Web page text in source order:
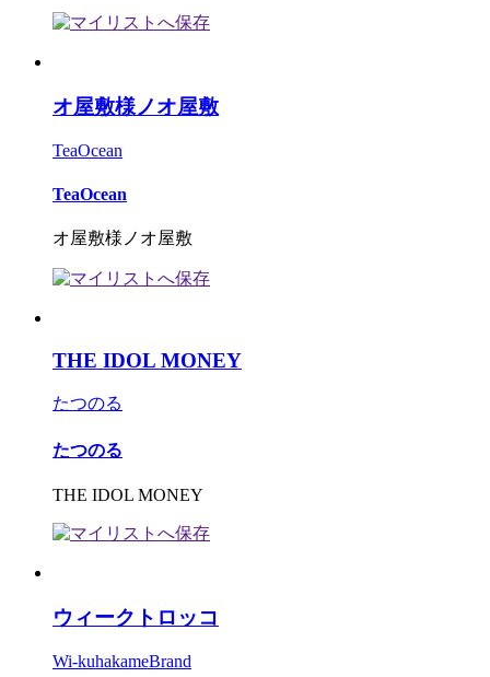
オ屋敷様ノオ屋敷
TeaOcean
TeaOcean
オ屋敷様ノオ屋敷
THE IDOL MONEY
たつのる
たつのる
THE IDOL MONEY
ウィークトロッコ
Wi-kuhakameBrand